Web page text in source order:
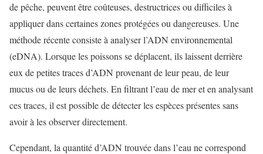
de pêche, peuvent être coûteuses, destructrices ou difficiles à
appliquer dans certaines zones protégées ou dangereuses. Une
méthode récente consiste à analyser l’ADN environnemental
(eDNA). Lorsque les poissons se déplacent, ils laissent derrière
eux de petites traces d’ADN provenant de leur peau, de leur
mucus ou de leurs déchets. En filtrant l’eau de mer et en analysant
ces traces, il est possible de détecter les espèces présentes sans
avoir à les observer directement.
Cependant, la quantité d’ADN trouvée dans l’eau ne correspond